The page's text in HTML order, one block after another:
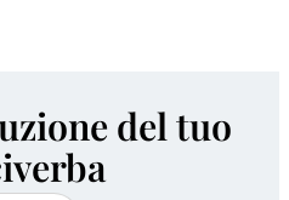
del tuo